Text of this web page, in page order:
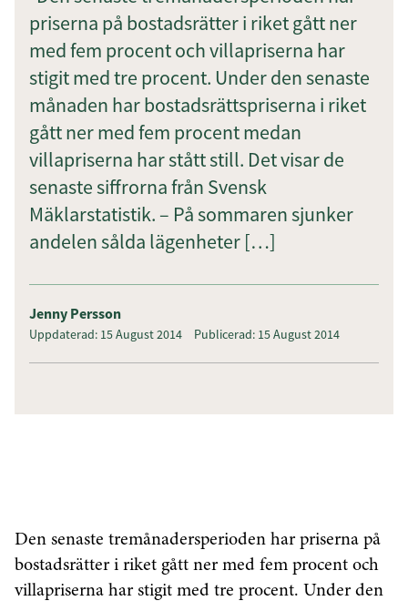
priserna på bostadsrätter i riket gått ner
med fem procent och villapriserna har
stigit med tre procent. Under den senaste
månaden har bostadsrättspriserna i riket
gått ner med fem procent medan
villapriserna har stått still. Det visar de
senaste siffrorna från Svensk
Mäklarstatistik. – På sommaren sjunker
andelen sålda lägenheter […]
Jenny Persson
Uppdaterad: 15 August 2014 Publicerad: 15 August 2014
Den senaste tremånadersperioden har priserna på
bostadsrätter i riket gått ner med fem procent och
villapriserna har stigit med tre procent. Under den